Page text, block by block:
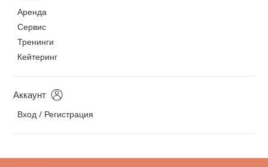
Аренда
Сервис
Тренинги
Кейтеринг
Аккаунт
Вход / Регистрация